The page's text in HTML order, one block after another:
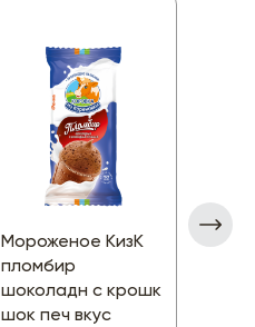
Мороженое КизК
пломбир
шоколадн с крошк
шок печ вкус